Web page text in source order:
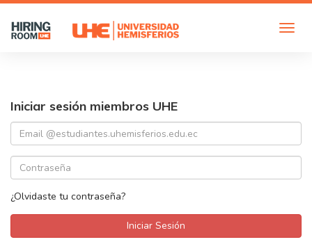
Iniciar sesión miembros UHE
¿Olvidaste tu contraseña?
Iniciar Sesión